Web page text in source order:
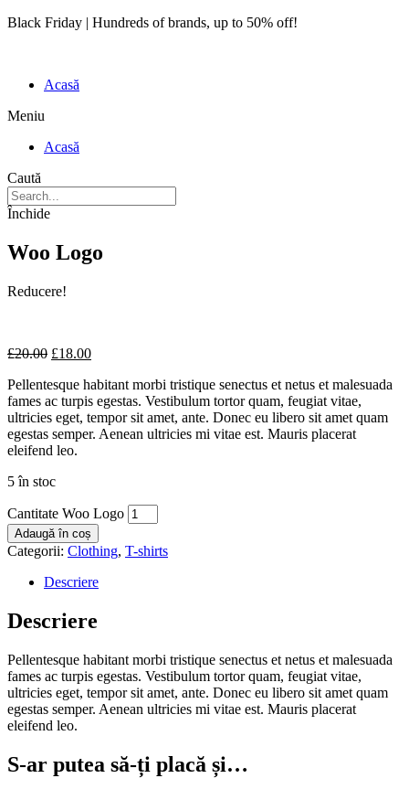
Black Friday | Hundreds of brands, up to 50% off!
Acasă
Meniu
Acasă
Caută
Închide
Woo Logo
Reducere!
£20.00 £18.00
Pellentesque habitant morbi tristique senectus et netus et malesuada
fames ac turpis egestas. Vestibulum tortor quam, feugiat vitae,
ultricies eget, tempor sit amet, ante. Donec eu libero sit amet quam
egestas semper. Aenean ultricies mi vitae est. Mauris placerat
eleifend leo.
5 în stoc
Cantitate Woo Logo
Adaugă în coș
Categorii: Clothing, T-shirts
Descriere
Descriere
Pellentesque habitant morbi tristique senectus et netus et malesuada
fames ac turpis egestas. Vestibulum tortor quam, feugiat vitae,
ultricies eget, tempor sit amet, ante. Donec eu libero sit amet quam
egestas semper. Aenean ultricies mi vitae est. Mauris placerat
eleifend leo.
S-ar putea să-ți placă și…